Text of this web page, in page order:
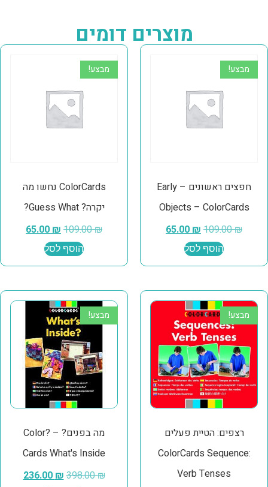
מוצרים דומים
מבצע!
חפצים ראשונים – Early
Objects – ColorCards
109.00₪
65.00 ₪
הוסף לסל
מבצע!
ColorCards נחשו מה
יקרה? Guess What?
109.00₪
65.00 ₪
הוסף לסל
מבצע!
רצפים: הטיית פעלים
ColorCards Sequence:
Verb Tenses
מבצע!
מה בפנים? – ?Color
Cards What's Inside
398.00₪
236.00 ₪